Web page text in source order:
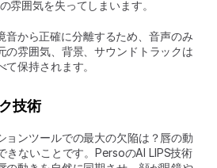
雰囲気を失ってしまいます。
音から正確に分離するため、音声のみ
の雰囲気、背景、サウンドトラックは
て保持されます。
技術
ョンツールでの最大の欠陥は？唇の動
きないことです。PersoのAI LIPS技術